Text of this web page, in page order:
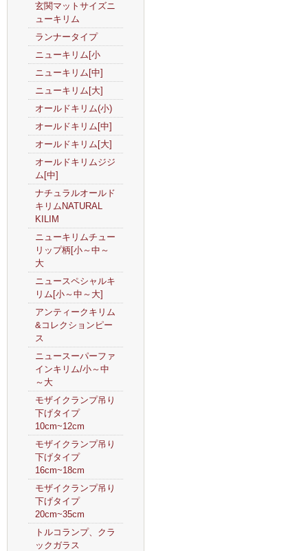
玄関マットサイズニ
ューキリム
ランナータイプ
ニューキリム[小
ニューキリム[中]
ニューキリム[大]
オールドキリム(小)
オールドキリム[中]
オールドキリム[大]
オールドキリムジジ
ム[中]
ナチュラルオールド
キリムNATURAL
KILIM
ニューキリムチュー
リップ柄[小～中～
大
ニュースペシャルキ
リム[小～中～大]
アンティークキリム
&コレクションピー
ス
ニュースーパーファ
インキリム/小～中
～大
モザイクランプ吊り
下げタイプ
10cm~12cm
モザイクランプ吊り
下げタイプ
16cm~18cm
モザイクランプ吊り
下げタイプ
20cm~35cm
トルコランプ、クラ
ックガラス